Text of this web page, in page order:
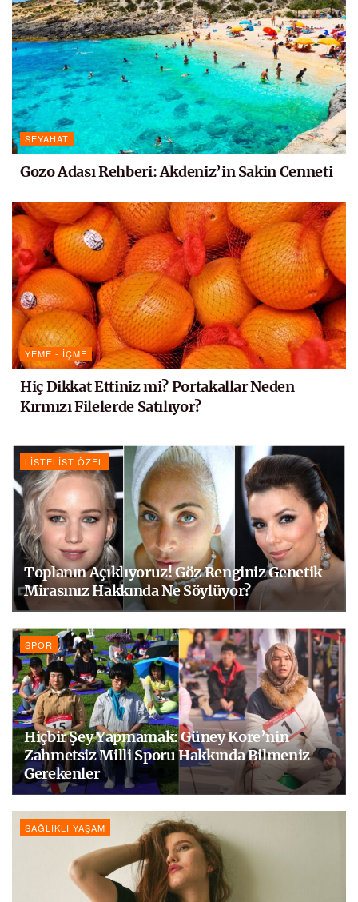
SEYAHAT
Gozo Adası Rehberi: Akdeniz’in Sakin Cenneti
YEME - İÇME
Hiç Dikkat Ettiniz mi? Portakallar Neden
Kırmızı Filelerde Satılıyor?
LISTELIST ÖZEL
Toplanın Açıklıyoruz! Göz Renginiz Genetik
Mirasınız Hakkında Ne Söylüyor?
SPOR
Hiçbir Şey Yapmamak: Güney Kore’nin
Zahmetsiz Milli Sporu Hakkında Bilmeniz
Gerekenler
SAĞLIKLI YAŞAM